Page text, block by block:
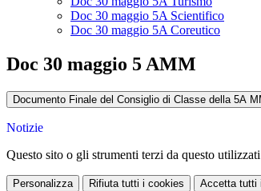
Doc 30 maggio 5A Scientifico
Doc 30 maggio 5A Coreutico
Doc 30 maggio 5 AMM
Documento Finale del Consiglio di Classe della 5A
Notizie
Questo sito o gli strumenti terzi da questo
Personalizza Rifiuta tutti i cookies Accetta tutti